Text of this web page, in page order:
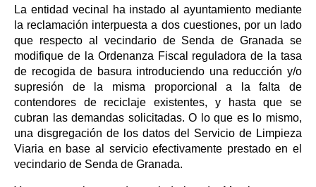
La entidad vecinal ha instado al ayuntamiento mediante
la reclamación interpuesta a dos cuestiones, por un lado
que respecto al vecindario de Senda de Granada se
modifique de la Ordenanza Fiscal reguladora de la tasa
de recogida de basura introduciendo una reducción y/o
supresión de la misma proporcional a la falta de
contendores de reciclaje existentes, y hasta que se
cubran las demandas solicitadas. O lo que es lo mismo,
una disgregación de los datos del Servicio de Limpieza
Viaria en base al servicio efectivamente prestado en el
vecindario de Senda de Granada.